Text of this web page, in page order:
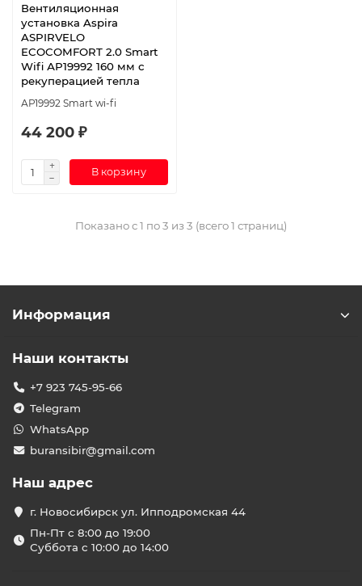
Вентиляционная
установка Aspira
ASPIRVELO
ECOCOMFORT 2.0 Smart
Wifi АР19992 160 мм с
рекуперацией тепла
АР19992 Smart wi-fi
44 200 ₽
В корзину
Показано с 1 по 3 из 3 (всего 1 страниц)
Информация
Наши контакты
+7 923 745-95-66
Telegram
WhatsApp
buransibir@gmail.com
Наш адрес
г. Новосибирск ул. Ипподромская 44
Пн-Пт с 8:00 до 19:00
Суббота с 10:00 до 14:00